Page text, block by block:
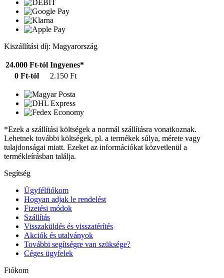
Kiszállítási díj: Magyarország
24.000 Ft-tól Ingyenes*
0 Ft-tól
2.150 Ft
*Ezek a szállítási költségek a normál szállításra vonatkoznak.
Lehetnek további költségek, pl. a termékek súlya, mérete vagy
tulajdonságai miatt. Ezeket az információkat közvetlenül a
termékleírásban találja.
Segítség
Ügyfélfiókom
Hogyan adjak le rendelést
Fizetési módok
Szállítás
Visszaküldés és visszatérítés
Akciók és utalványok
További segítségre van szüksége?
Céges ügyfelek
Fiókom